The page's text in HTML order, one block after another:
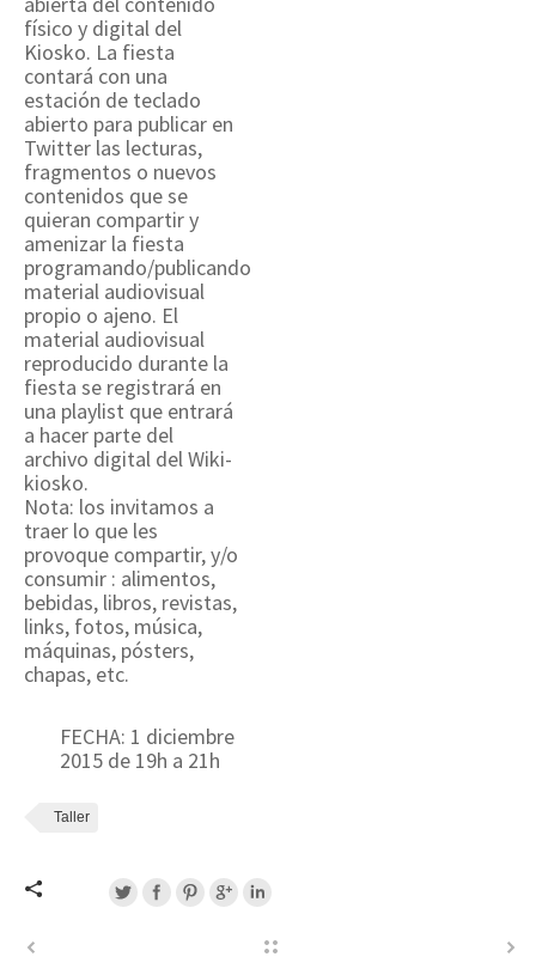
físico y digital del
Kiosko. La fiesta
contará con una
estación de teclado
abierto para publicar en
Twitter las lecturas,
fragmentos o nuevos
contenidos que se
quieran compartir y
amenizar la fiesta
programando/publicando
material audiovisual
propio o ajeno. El
material audiovisual
reproducido durante la
fiesta se registrará en
una playlist que entrará
a hacer parte del
archivo digital del Wiki-
kiosko.
Nota: los invitamos a
traer lo que les
provoque compartir, y/o
consumir : alimentos,
bebidas, libros, revistas,
links, fotos, música,
máquinas, pósters,
chapas, etc.
FECHA: 1 diciembre
2015 de 19h a 21h
Taller